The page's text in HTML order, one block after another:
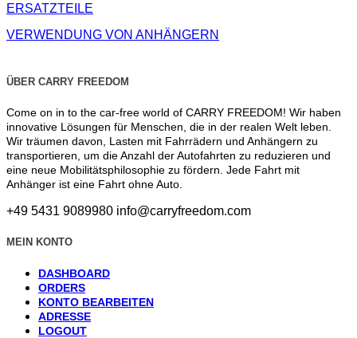
ERSATZTEILE
VERWENDUNG VON ANHÄNGERN
ÜBER CARRY FREEDOM
Come on in to the car-free world of CARRY FREEDOM! Wir haben
innovative Lösungen für Menschen, die in der realen Welt leben.
Wir träumen davon, Lasten mit Fahrrädern und Anhängern zu
transportieren, um die Anzahl der Autofahrten zu reduzieren und
eine neue Mobilitätsphilosophie zu fördern. Jede Fahrt mit
Anhänger ist eine Fahrt ohne Auto.
+49 5431 9089980 info@carryfreedom.com
MEIN KONTO
DASHBOARD
ORDERS
KONTO BEARBEITEN
ADRESSE
LOGOUT